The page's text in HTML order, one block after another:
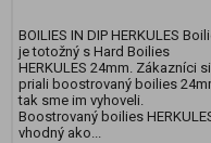
BOILIES IN DIP HERKULES
je totožný s Hard Boilies
HERKULES 24mm. Zákazníci si
priali boostrovaný boilies
tak sme im vyhoveli.
Boostrovaný boilies
vhodný ako...